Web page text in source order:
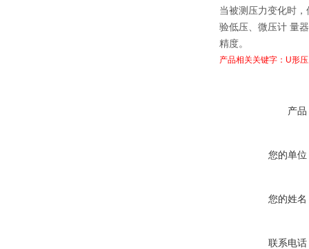
当被测压力变化时
验低压、微压计 量
精度。
产品相关关键字：U形
产品
您的单位
您的姓名
联系电话